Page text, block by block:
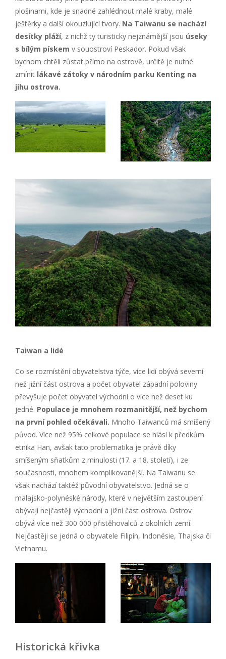
plošinami, kde je snadné zahlédnout malé kraby, malé
ještěrky a další okouzlující tvory. Na Taiwanu se nachází
desítky pláží, z nichž ty turisticky nejznámější jsou úseky
s bílým pískem v souostroví Peskador. Pokud však
bychom chtěli zůstat přímo na ostrově, určitě je nutné
zmínit lákavé zátoky v národním parku Kenting na
jihu ostrova.
Taiwan a lidé
Co se rozmístění obyvatelstva týče, více lidí obývá severní
než jižní část ostrova a počet obyvatel západní poloviny
převyšuje počet obyvatel východní o více než deset ku
jedné. Populace je mnohem rozmanitější, než bychom
na první pohled očekávali. Mnoho Taiwanců má smíšený
původ. Více než 95% celkové populace se hlásí k předkům
etnika Han, avšak tato problematika je právě díky
smíšeným sňatkům z minulosti (17. a 18. století), i ze
současnosti, mnohem komplikovanější. Na Taiwanu se
však nachází taktéž původní obyvatelstvo. Jedná se o
malajsko-polynéské národy, které v největším zastoupení
obývají nejčastěji východní a jižní část ostrova. Ostrov
obývá více než 300 000 přistěhovalců z okolních zemí.
Nejčastěji se jedná o obyvatele Filipín, Indonésie, Thajska či
Vietnamu.
Historická křivka